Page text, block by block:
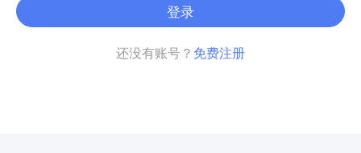
登录
还没有账号？ 免费注册